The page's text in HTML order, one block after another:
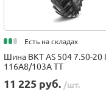
Есть на складах
Шина BKT AS 504 7.50-20
116A8/103A TT
11 225 руб. /шт.